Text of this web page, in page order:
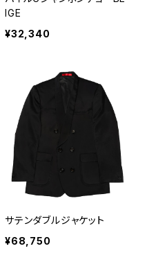
IGE
¥32,340
サテンダブルジャケット
¥68,750